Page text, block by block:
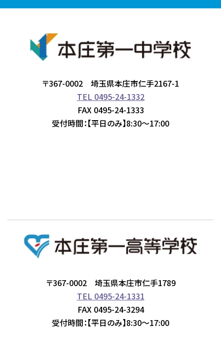
〒367-0002 埼玉県本庄市仁手2167-1
TEL 0495-24-1332
FAX 0495-24-1333
受付時間：【平日のみ】8:30～17:00
〒367-0002 埼玉県本庄市仁手1789
TEL 0495-24-1331
FAX 0495-24-3294
受付時間：【平日のみ】8:30～17:00